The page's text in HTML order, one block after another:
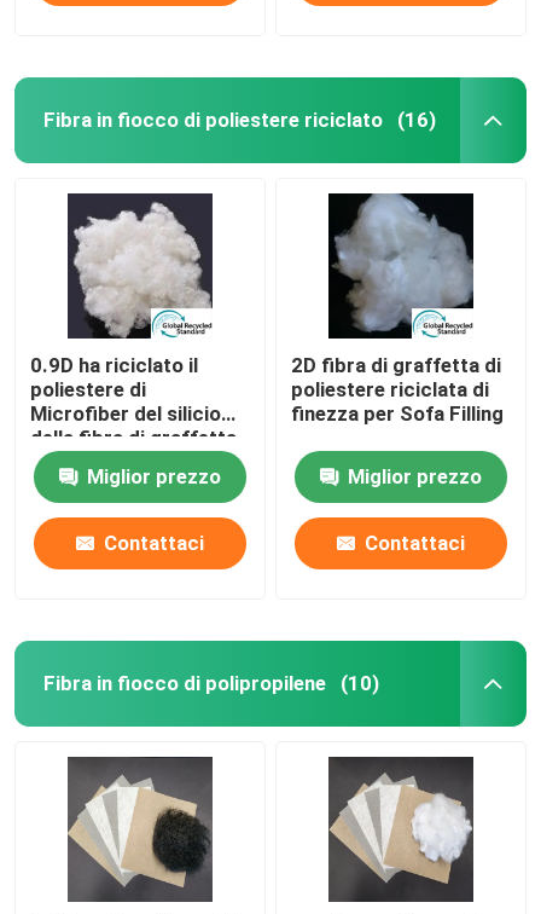
Fibra in fiocco di poliestere riciclato (16)
0.9D ha riciclato il
poliestere di
Microfiber del silicio
della fibra di graffetta
di poliestere
Miglior prezzo
Contattaci
2D fibra di graffetta di
poliestere riciclata di
finezza per Sofa Filling
Miglior prezzo
Contattaci
Fibra in fiocco di polipropilene (10)